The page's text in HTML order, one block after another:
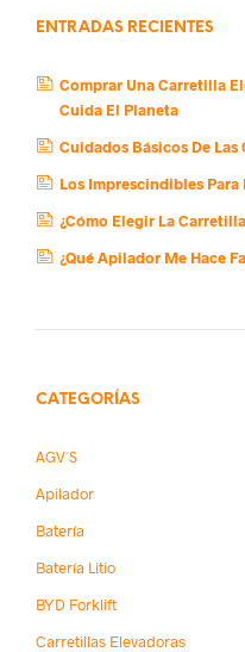
ENTRADAS RECIENTES
Comprar Una Carretilla
Cuida El Planeta
Cuidados Básicos De
Los Imprescindibles
¿Cómo Elegir La
¿Qué Apilador Me Hace
CATEGORÍAS
AGV´s
Apilador
Batería
Batería Litio
BYD Forklift
Carretillas Elevadoras